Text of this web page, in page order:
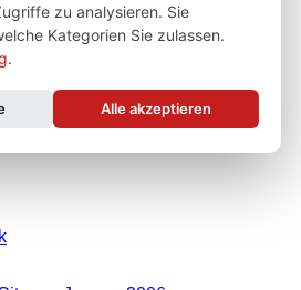
zu analysieren. Sie
Kategorien Sie zulassen.
.
Alle akzeptieren